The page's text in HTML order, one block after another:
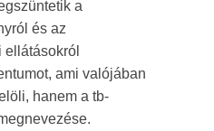
a
és az
ami valójában
hanem a tb-